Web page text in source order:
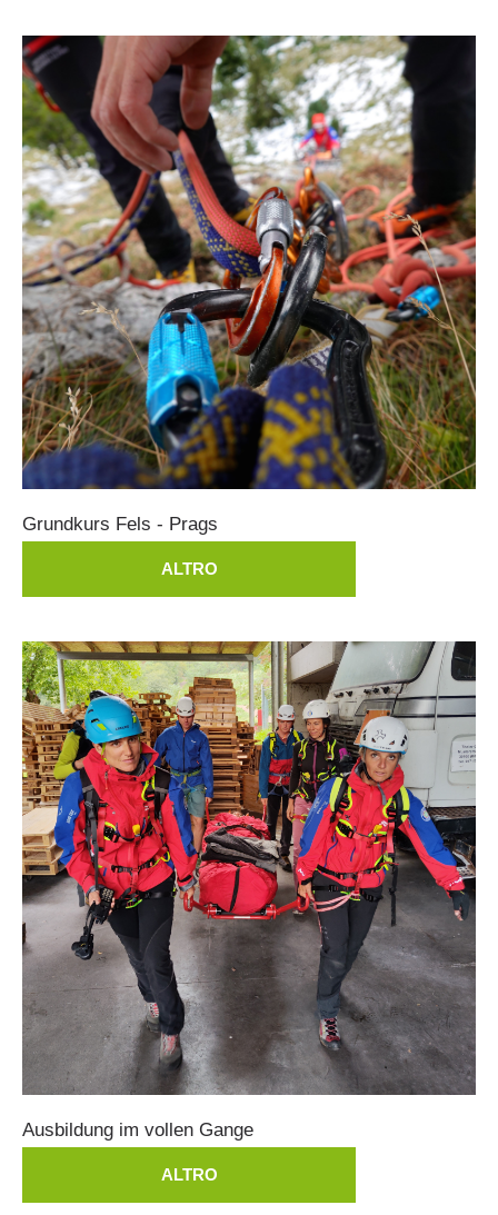
Rapporti annuali
Appartenenza
Grundkurs Fels - Prags
ALTRO
Ausbildung im vollen Gange
ALTRO